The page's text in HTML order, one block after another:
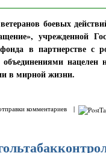
боевых
учрежденной
в партнерстве с
нацелен
в мирной жизни.
комментариев |